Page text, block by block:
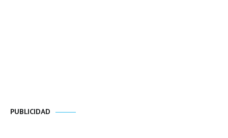
PUBLICIDAD